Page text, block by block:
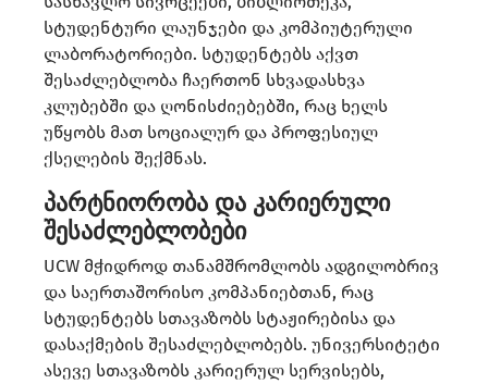
სტუდენტური ლაუნჯები და კომპიუტერული
ლაბორატორიები. სტუდენტებს აქვთ
შესაძლებლობა ჩაერთონ სხვადასხვა
კლუბებში და ღონისძიებებში, რაც ხელს
უწყობს მათ სოციალურ და პროფესიულ
ქსელების შექმნას.
პარტნიორობა და კარიერული
შესაძლებლობები
UCW მჭიდროდ თანამშრომლობს ადგილობრივ
და საერთაშორისო კომპანიებთან, რაც
სტუდენტებს სთავაზობს სტაჟირებისა და
დასაქმების შესაძლებლობებს. უნივერსიტეტი
ასევე სთავაზობს კარიერულ სერვისებს,